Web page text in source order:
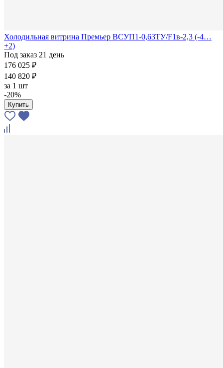
Холодильная витрина Премьер ВСУП1-0,63ТУ/F1в-2,3 (-4…
+2)
Под заказ 21 день
176 025 ₽
140 820 ₽
за 1 шт
-20%
Купить